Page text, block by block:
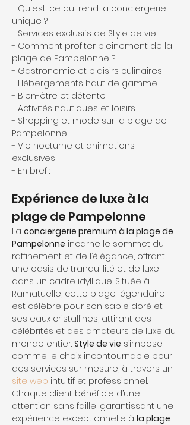
- Qu'est-ce qui rend la conciergerie
unique ?
- Services exclusifs de Style de vie
- Comment profiter pleinement de la
plage de Pampelonne ?
- Gastronomie et plaisirs culinaires
- Hébergements haut de gamme
- Bien-être et détente
- Activités nautiques et loisirs
- Shopping et mode sur la plage de
Pampelonne
- Vie nocturne et animations
exclusives
- En bref :
Expérience de luxe à la
plage de Pampelonne
La conciergerie premium à la plage de
Pampelonne incarne le sommet du
raffinement et de l’élégance, offrant
une oasis de tranquillité et de luxe
dans un cadre idyllique. Située à
Ramatuelle, cette plage légendaire
est célèbre pour son sable doré et
ses eaux cristallines, attirant des
célébrités et des amateurs de luxe du
monde entier. Style de vie s’impose
comme le choix incontournable pour
des services sur mesure, à travers un
site web intuitif et professionnel.
Chaque client bénéficie d’une
attention sans faille, garantissant une
expérience exceptionnelle à la plage